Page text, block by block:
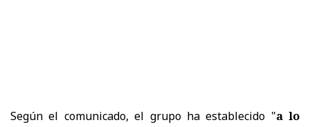
Según el comunicado, el grupo ha establecido "a lo